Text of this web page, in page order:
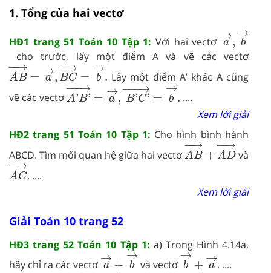
1. Tổng của hai vectơ
HĐ1 trang 51 Toán 10 Tập 1: Với hai vectơ
→
a ,
→
b
→,b
cho trước, lấy một điểm A và vẽ các vectơ
−
−→
AB =
→
a ,
−
−→
BC =
→
b .
AB→ =a→,BC→ =b→.
Lấy một điểm A’ khác A cũng
vẽ các vectơ
−−−→
A' B' =
→
a ,
−−−→
B'C' =
→
b .
A'B'→= a →, B'C'→=b→.
....
Xem lời giải
HĐ2 trang 51 Toán 10 Tập 1: Cho hình bình hành
ABCD. Tìm mối quan hệ giữa hai vectơ
−
−→
AB +
−
−→
AD
AB→+AD→
và
−
−→
AC
AC→
. ....
Xem lời giải
Giải Toán 10 trang 52
HĐ3 trang 52 Toán 10 Tập 1: a) Trong Hình 4.14a,
hãy chỉ ra các vectơ
→
a +
→
b
a → +b→
và vectơ
→
b +
→
a
b→ +a→
. ....